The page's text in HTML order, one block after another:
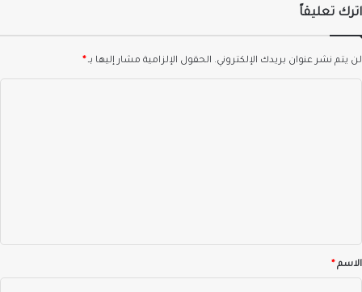
اترك تعليقاً
لن يتم نشر عنوان بريدك الإلكتروني. الحقول الإلزامية مشار إليها بـ*
*الاسم*